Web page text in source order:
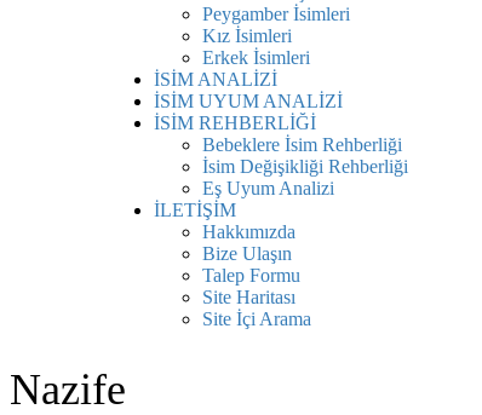
Peygamber İsimleri
Kız İsimleri
Erkek İsimleri
İSİM ANALİZİ
İSİM UYUM ANALİZİ
İSİM REHBERLİĞİ
Bebeklere İsim Rehberliği
İsim Değişikliği Rehberliği
Eş Uyum Analizi
İLETİŞİM
Hakkımızda
Bize Ulaşın
Talep Formu
Site Haritası
Site İçi Arama
Nazife